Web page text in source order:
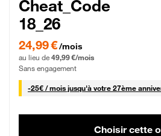
Cheat_Code
18_26
24,99 € par mois pendant 0 mois puis 49,99
24,99 €/mois
au lieu de 49,99 €/mois
Sans engagement
-25€ / mois25 € par mois
jusqu'à votre 27ème
Choisir cette